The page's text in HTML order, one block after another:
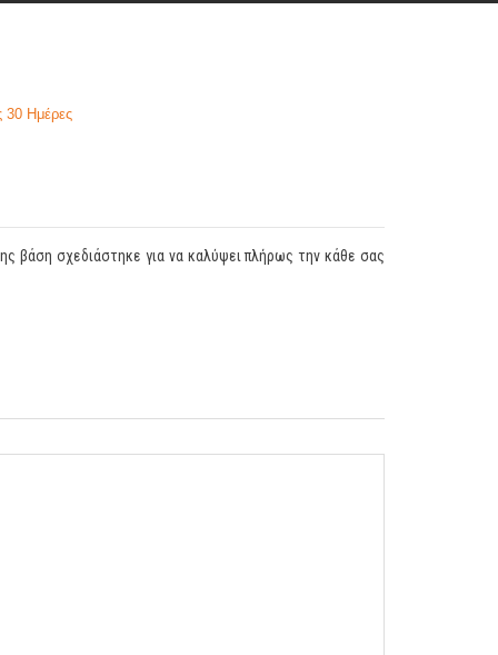
30 Ημέρες
βάση σχεδιάστηκε για να καλύψει πλήρως την κάθε σας